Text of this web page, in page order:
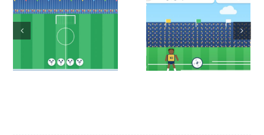
Mundial de
operaciones
Partido de sumas